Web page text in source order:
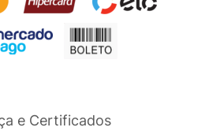
e Certificados